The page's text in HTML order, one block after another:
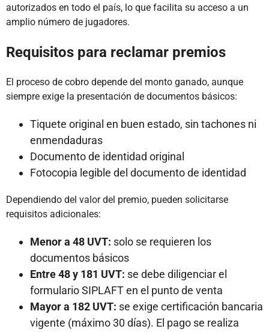
autorizados en todo el país, lo que facilita su acceso a un
amplio número de jugadores.
Requisitos para reclamar premios
El proceso de cobro depende del monto ganado, aunque
siempre exige la presentación de documentos básicos:
Tiquete original en buen estado, sin tachones ni
enmendaduras
Documento de identidad original
Fotocopia legible del documento de identidad
Dependiendo del valor del premio, pueden solicitarse
requisitos adicionales:
Menor a 48 UVT: solo se requieren los
documentos básicos
Entre 48 y 181 UVT: se debe diligenciar el
formulario SIPLAFT en el punto de venta
Mayor a 182 UVT: se exige certificación bancaria
vigente (máximo 30 días). El pago se realiza